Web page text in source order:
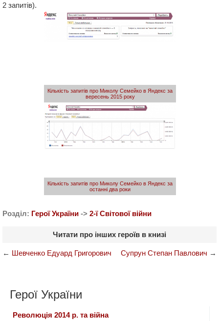
2 запитів).
Кількість запитів про Миколу Семейко в Яндекс за
вересень 2015 року
Кількість запитів про Миколу Семейко в Яндекс за
останні два роки
Розділ: Герої України -> 2-ї Світової війни
Читати про інших героїв в книзі
← Шевченко Едуард Григорович Супрун Степан Павлович →
Герої України
Революція 2014 р. та війна